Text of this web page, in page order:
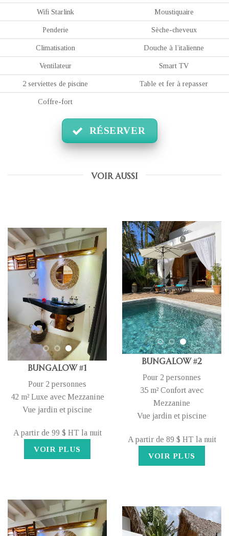
Wifi Starlink Moustiquaire
Penderie Sèche-cheveux
Climatisation Douche à l’italienne
Ventilateur Smart TV
2 serviettes de piscine Table et fer à repasser
Coffre-fort
RÉSERVER
VOIR AUSSI
Bungalow #1
Pour 2 personnes
42 m² Luxe avec Mezzanine
Vue jardin et piscine
A partir de 99 $ HT la nuit
VOIR PLUS
Bungalow #2
Pour 2 personnes
35 m² Confort avec
Mezzanine
Vue jardin et piscine
A partir de 89 $ HT la nuit
VOIR PLUS